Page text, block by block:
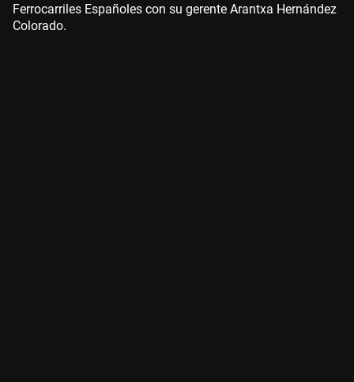
Ferrocarriles Españoles con su gerente Arantxa Hernández
Colorado.